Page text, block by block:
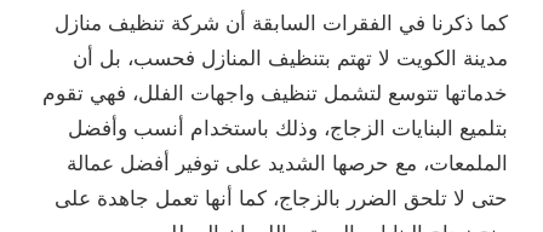
كما ذكرنا في الفقرات السابقة أن شركة تنظيف منازل
مدينة الكويت لا تهتم بتنظيف المنازل فحسب، بل أن
خدماتها تتوسع لتشمل تنظيف واجهات الفلل، فهي تقوم
بتلميع البنايات الزجاج، وذلك باستخدام أنسب وأفضل
الملمعات، مع حرصها الشديد على توفير أفضل عمالة
حتى لا تلحق الضرر بالزجاج، كما أنها تعمل جاهدة على